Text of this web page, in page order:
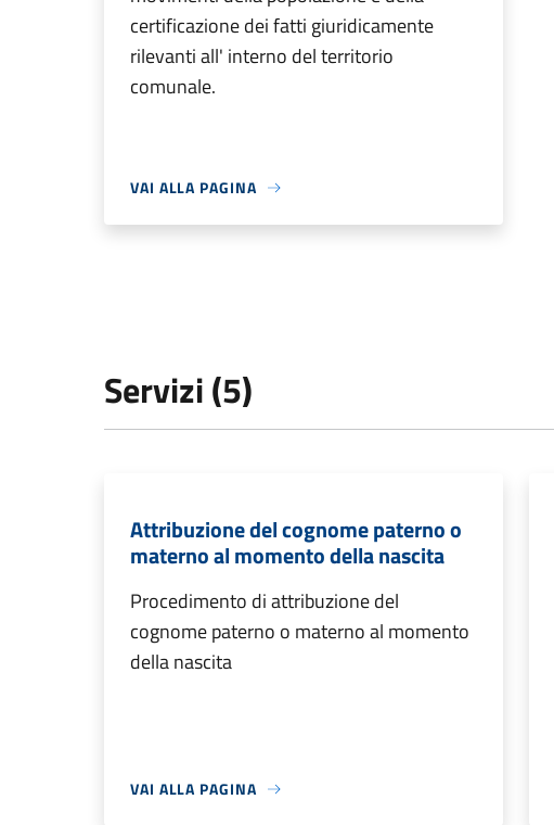
certificazione dei fatti giuridicamente
rilevanti all' interno del territorio
comunale.
VAI ALLA PAGINA
Servizi (5)
Attribuzione del cognome paterno o
materno al momento della nascita
Procedimento di attribuzione del
cognome paterno o materno al momento
della nascita
VAI ALLA PAGINA